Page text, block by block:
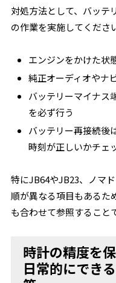
対処方法として、バッテ
の作業を実施してくださ
エンジンをかけた状
純正オーディオやナ
バッテリーマイナス
を必ず行う
バッテリー再接続後
時刻が正しいかチェ
特にJB64やJB23、ノマ
順が異なる項目もあるた
も合わせて参照すること
時計の精度を
日常的にでき